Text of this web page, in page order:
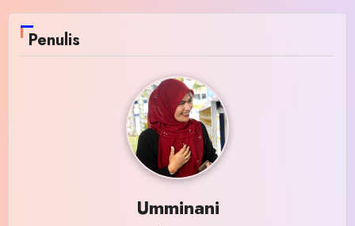
Penulis
Umminani